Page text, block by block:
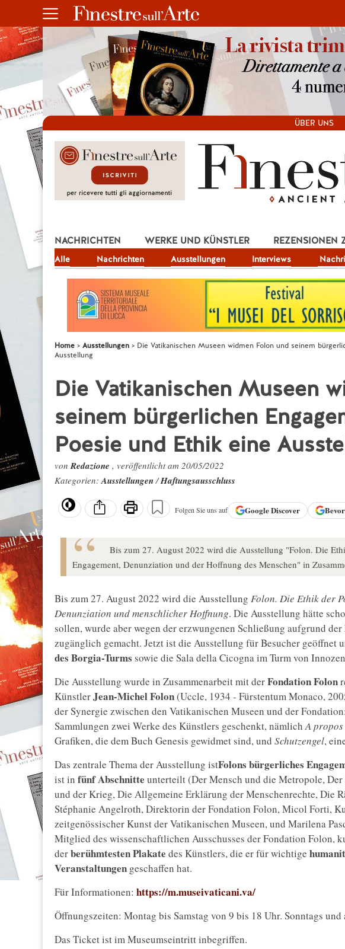
ÜBER UNS
NACHRICHTEN
Alle Nachrichten Ausstellungen Interviews
WERKE UND KÜNSTLER REZENSIONEN
JOB
Home Ausstellungen
Die Vatikanischen Museen widmen Folon und seinem
Ausstellung
Die Vatikanischen Museen
seinem bürgerlichen
Poesie und Ethik eine
vonRedazione , veröffentlicht am 20/05/2022
Kategorien:Ausstellungen/Haftungsausschluss
Folgen Sie uns auf GoogleDiscover
Bis zum 27. August 2022 wird die Ausstellung "Folon. Die
Engagement, Denunziation und der Hoffnung des Menschen" in
Bis zum 27. August 2022 wird die Ausstellung Folon. Die Ethik der
Denunziation und menschlicher Hoffnung. Die Ausstellung hätte
sollen, wurde aber wegen der erzwungenen Schließung aufgrund
zugänglich gemacht. Jetzt ist die Ausstellung für Besucher geöffnet
des Borgia-Turms sowie die Sala della Cicogna im Turm von
Die Ausstellung wurde in Zusammenarbeit mit derFondation Folon
KünstlerJean-Michel Folon(Uccle, 1934 - Fürstentum Monaco,
der Synergie zwischen den Vatikanischen Museen und der
Sammlungen zwei Werke des Künstlers geschenkt, nämlichA
Grafiken, die dem Buch Genesis gewidmet sind, und Schutzengel,
Das zentrale Thema der Ausstellung istFolons bürgerliches
ist in fünf Abschnitte unterteilt (Der Mensch und die Metropole,
und der Krieg, Die Allgemeine Erklärung der Menschenrechte, Die
Stéphanie Angelroth, Direktorin der Fondation Folon, Micol Forti,
zeitgenössischer Kunst der Vatikanischen Museen, und Marilena
Mitglied des wissenschaftlichen Ausschusses der Fondation Folon,
derberühmtesten Plakate des Künstlers, die er für wichtige
Veranstaltungen geschaffen hat.
Für Informationen: https://m.museivaticani.va/
Öffnungszeiten: Montag bis Samstag von 9 bis 18 Uhr. Sonntags und
Das Ticket ist im Museumseintritt inbegriffen.